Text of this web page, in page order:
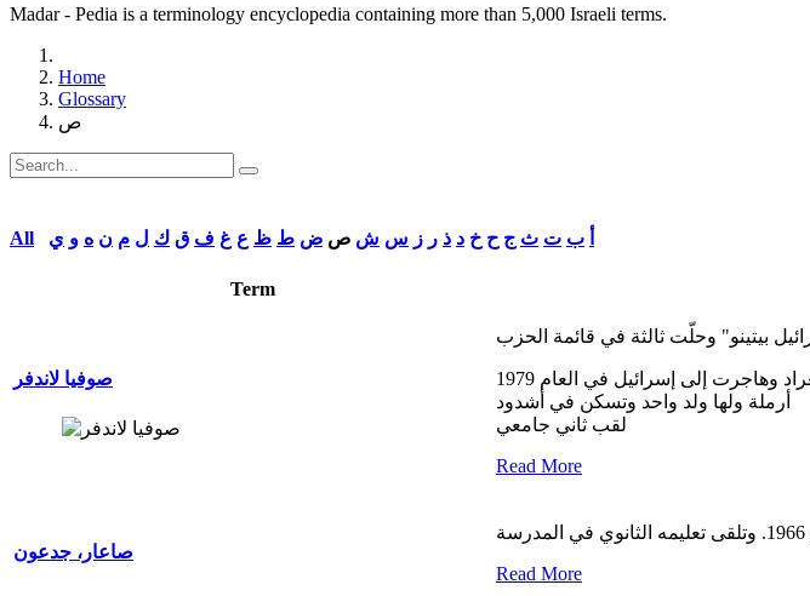
Madar - Pedia is a terminology encyclopedia containing more than 5,000 Israeli terms.
Home
Glossary
ص
All ب ت ث ج ح خ د ذ ر ز س ش ص ض ط ظ ع غ ف ق ك ل م ن ه و ي
Term
صوفيا لاندفر
أرملة ولها ولد واحد وتسكن في أشدود
لقب ثاني جامعي
Read More
صاعار، جدعون
Read More